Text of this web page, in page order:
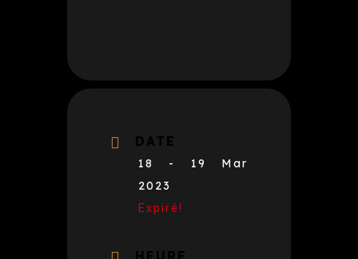
DATE
18 - 19 Mar
2023
Expiré!
HEURE